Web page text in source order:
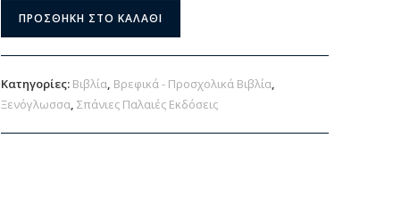
ΠΡΟΣΘΉΚΗ ΣΤΟ ΚΑΛΆΘΙ
Κατηγορίες: Βιβλία, Βρεφικά - Προσχολικά Βιβλία,
Ξενόγλωσσα,Σπάνιες Παλαιές Εκδόσεις